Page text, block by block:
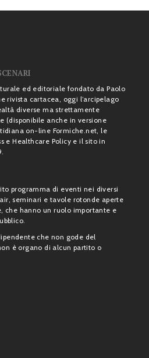
ed editoriale fondato da Paolo
rivista cartacea, oggi l’arcipelago
diverse ma strettamente
(disponibile anche in versione
on-line Formiche.net, le
e Healthcare Policy e il sito in
programma di eventi nei diversi
seminari e tavole rotonde aperte
che hanno un ruolo importante e
che non gode del
è organo di alcun partito o